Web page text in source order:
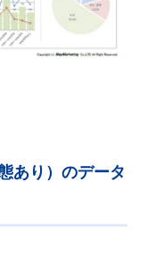
あり）のデータ